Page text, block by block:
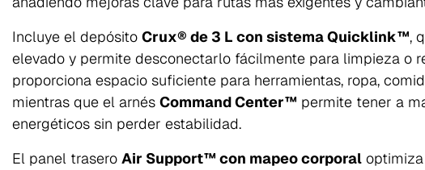
Incluye el depósito Crux® de 3 L con sistema Quicklink™,
elevado y permite desconectarlo fácilmente para limpieza o
proporciona espacio suficiente para herramientas, ropa,
mientras que el arnés Command Center™ permite tener a
energéticos sin perder estabilidad.
El panel trasero Air Support™ con mapeo corporal